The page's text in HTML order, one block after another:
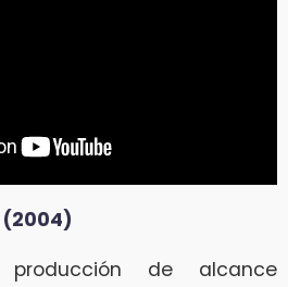
de alcance